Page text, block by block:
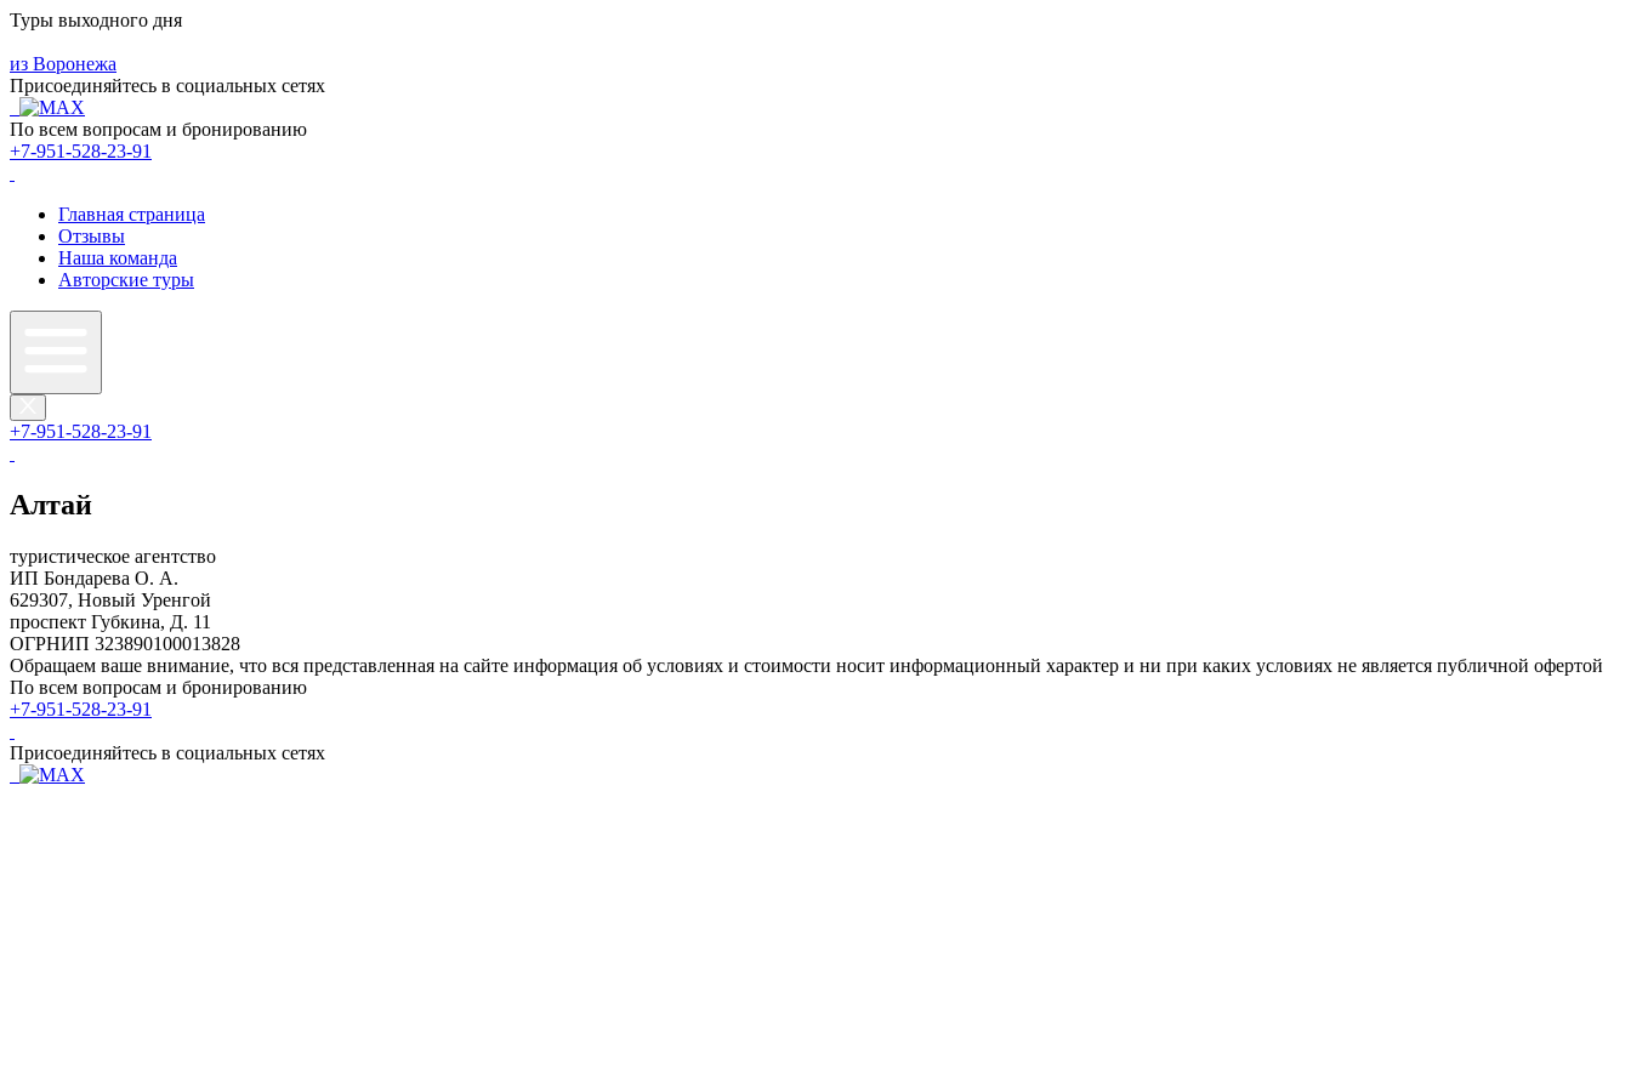
Туры выходного дня
из Воронежа
Присоединяйтесь в социальных сетях
По всем вопросам и бронированию
+7-951-528-23-91
Главная страница
Отзывы
Наша команда
Авторские туры
+7-951-528-23-91
Алтай
туристическое агентство
ИП Бондарева О. А.
629307, Новый Уренгой
проспект Губкина, Д. 11
ОГРНИП 323890100013828
Обращаем ваше внимание, что вся представленная на сайте информация об условиях и стоимости носит информационный характер и ни при каких условиях не является публичной офертой
По всем вопросам и бронированию
+7-951-528-23-91
Присоединяйтесь в социальных сетях